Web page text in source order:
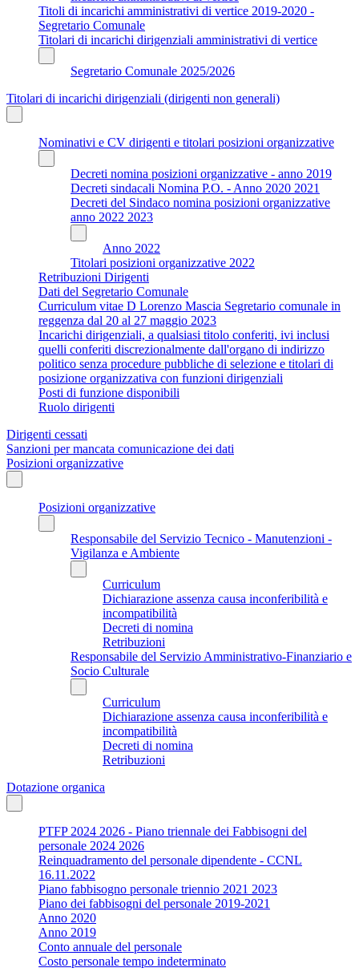
Titoli di incarichi amministrativi di vertice 2019-2020 -
Segretario Comunale
Titolari di incarichi dirigenziali amministrativi di vertice
Segretario Comunale 2025/2026
Titolari di incarichi dirigenziali (dirigenti non generali)
Nominativi e CV dirigenti e titolari posizioni organizzative
Decreti nomina posizioni organizzative - anno 2019
Decreti sindacali Nomina P.O. - Anno 2020 2021
Decreti del Sindaco nomina posizioni organizzative
anno 2022 2023
Anno 2022
Titolari posizioni organizzative 2022
Retribuzioni Dirigenti
Dati del Segretario Comunale
Curriculum vitae D Lorenzo Mascia Segretario comunale in
reggenza dal 20 al 27 maggio 2023
Incarichi dirigenziali, a qualsiasi titolo conferiti, ivi inclusi
quelli conferiti discrezionalmente dall'organo di indirizzo
politico senza procedure pubbliche di selezione e titolari di
posizione organizzativa con funzioni dirigenziali
Posti di funzione disponibili
Ruolo dirigenti
Dirigenti cessati
Sanzioni per mancata comunicazione dei dati
Posizioni organizzative
Posizioni organizzative
Responsabile del Servizio Tecnico - Manutenzioni -
Vigilanza e Ambiente
Curriculum
Dichiarazione assenza causa inconferibilità e
incompatibilità
Decreti di nomina
Retribuzioni
Responsabile del Servizio Amministrativo-Finanziario e
Socio Culturale
Curriculum
Dichiarazione assenza causa inconferibilità e
incompatibilità
Decreti di nomina
Retribuzioni
Dotazione organica
PTFP 2024 2026 - Piano triennale dei Fabbisogni del
personale 2024 2026
Reinquadramento del personale dipendente - CCNL
16.11.2022
Piano fabbisogno personale triennio 2021 2023
Piano dei fabbisogni del personale 2019-2021
Anno 2020
Anno 2019
Conto annuale del personale
Costo personale tempo indeterminato